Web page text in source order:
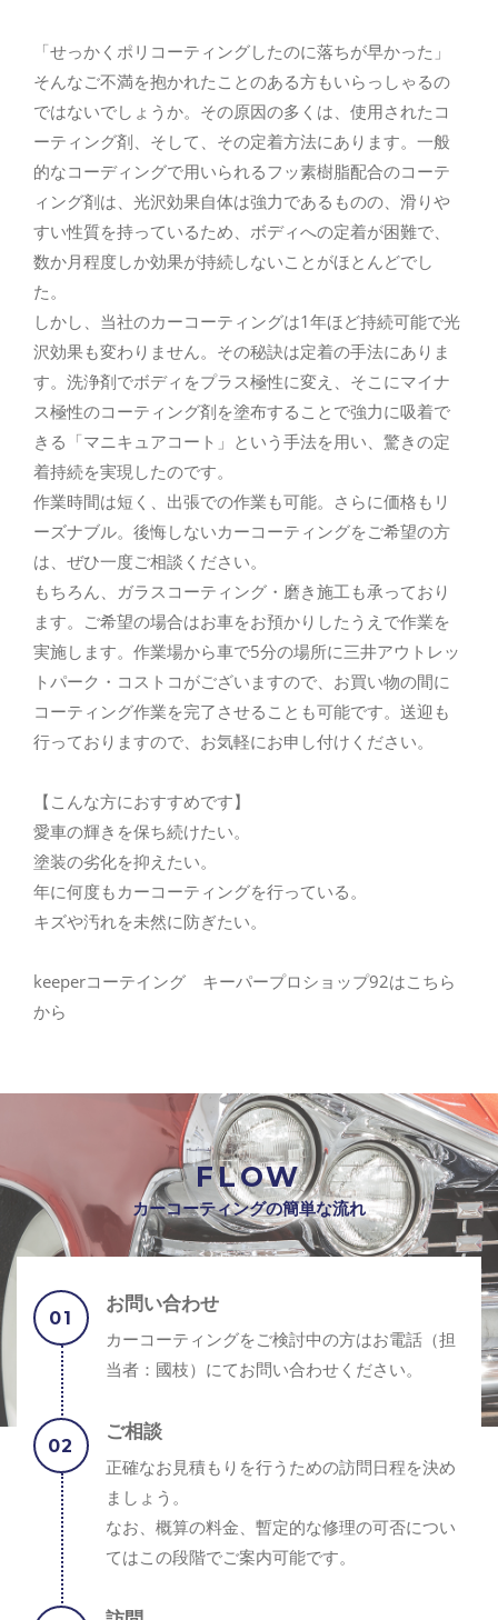
「せっかくポリコーティングしたのに落ちが早かった」
そんなご不満を抱かれたことのある方もいらっしゃるの
ではないでしょうか。その原因の多くは、使用されたコ
ーティング剤、そして、その定着方法にあります。一般
的なコーディングで用いられるフッ素樹脂配合のコーテ
ィング剤は、光沢効果自体は強力であるものの、滑りや
すい性質を持っているため、ボディへの定着が困難で、
数か月程度しか効果が持続しないことがほとんどでし
た。
しかし、当社のカーコーティングは1年ほど持続可能で光
沢効果も変わりません。その秘訣は定着の手法にありま
す。洗浄剤でボディをプラス極性に変え、そこにマイナ
ス極性のコーティング剤を塗布することで強力に吸着で
きる「マニキュアコート」という手法を用い、驚きの定
着持続を実現したのです。
作業時間は短く、出張での作業も可能。さらに価格もリ
ーズナブル。後悔しないカーコーティングをご希望の方
は、ぜひ一度ご相談ください。
もちろん、ガラスコーティング・磨き施工も承っており
ます。ご希望の場合はお車をお預かりしたうえで作業を
実施します。作業場から車で5分の場所に三井アウトレッ
トパーク・コストコがございますので、お買い物の間に
コーティング作業を完了させることも可能です。送迎も
行っておりますので、お気軽にお申し付けください。
【こんな方におすすめです】
愛車の輝きを保ち続けたい。
塗装の劣化を抑えたい。
年に何度もカーコーティングを行っている。
キズや汚れを未然に防ぎたい。
keeperコーテイング キーパープロショップ92はこちら
から
FLOW
カーコーティングの簡単な流れ
お問い合わせ
カーコーティングをご検討中の方はお電話（担
当者：國枝）にてお問い合わせください。
ご相談
正確なお見積もりを行うための訪問日程を決め
ましょう。
なお、概算の料金、暫定的な修理の可否につい
てはこの段階でご案内可能です。